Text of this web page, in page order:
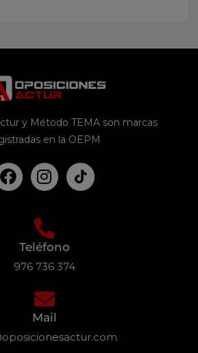
y Método TEMA son marcas
en la OEPM
Teléfono
976 736 374
Mail